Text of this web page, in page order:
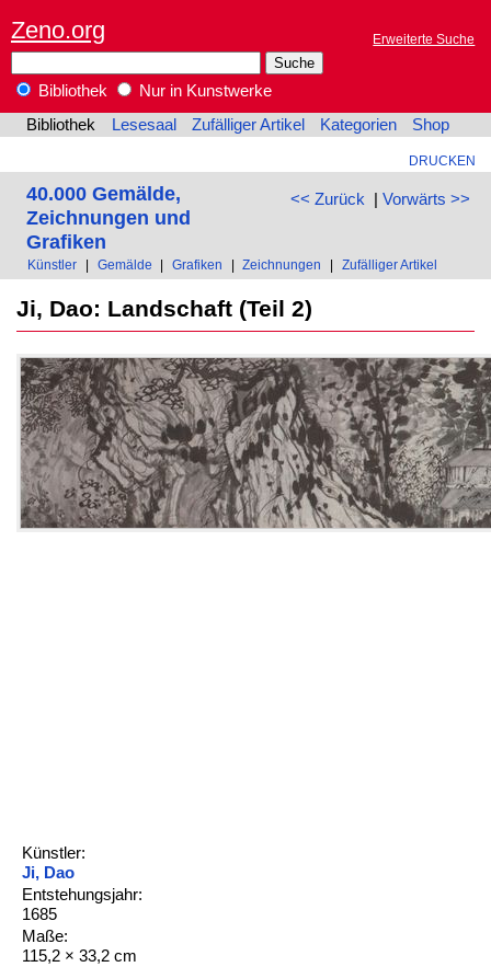
Zeno.org Erweiterte Suche
Bibliothek
Nur in Kunstwerke
Bibliothek
Lesesaal Zufälliger Artikel Kategorien Shop
DRUCKEN
<< Zurück | Vorwärts >>
40.000 Gemälde,
Zeichnungen und
Grafiken
Künstler Gemälde Grafiken Zeichnungen Zufälliger Artikel
Ji, Dao: Landschaft (Teil 2)
Künstler:
Ji, Dao
Entstehungsjahr:
1685
Maße:
115,2 × 33,2 cm